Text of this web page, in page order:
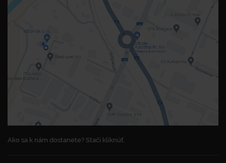
Ako sa k nám dostanete? Stačí kliknúť.